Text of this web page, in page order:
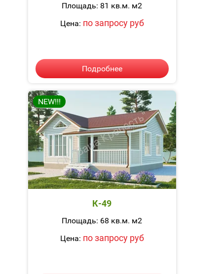
Площадь: 81 кв.м. м2
Цена: по запросу руб
Подробнее
К-49
Площадь: 68 кв.м. м2
Цена: по запросу руб
NEW!!!